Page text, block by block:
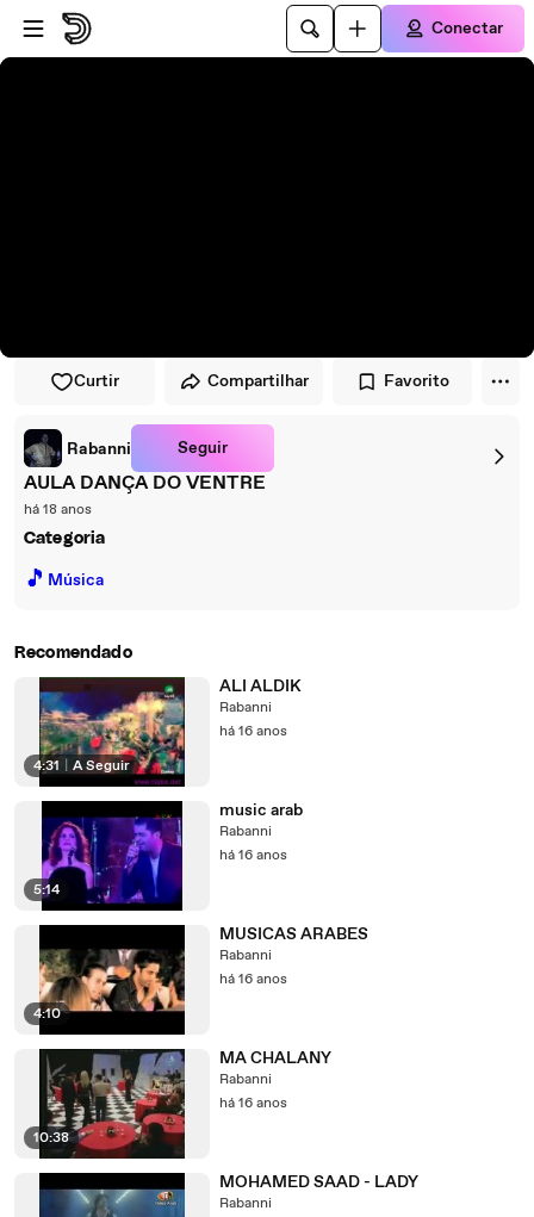
Pular para o player
Ir para o conteúdo principal
Conectar
Curtir Compartilhar Favorito
Rabanni Seguir
AULA DANÇA DO VENTRE
há 18 anos
Categoria
🎵 Música
Recomendado
4:31 A Seguir
ALI ALDIK
Rabanni
há 16 anos
5:14
music arab
Rabanni
há 16 anos
4:10
MUSICAS ARABES
Rabanni
há 16 anos
10:38
MA CHALANY
Rabanni
há 16 anos
MOHAMED SAAD - LADY
Rabanni